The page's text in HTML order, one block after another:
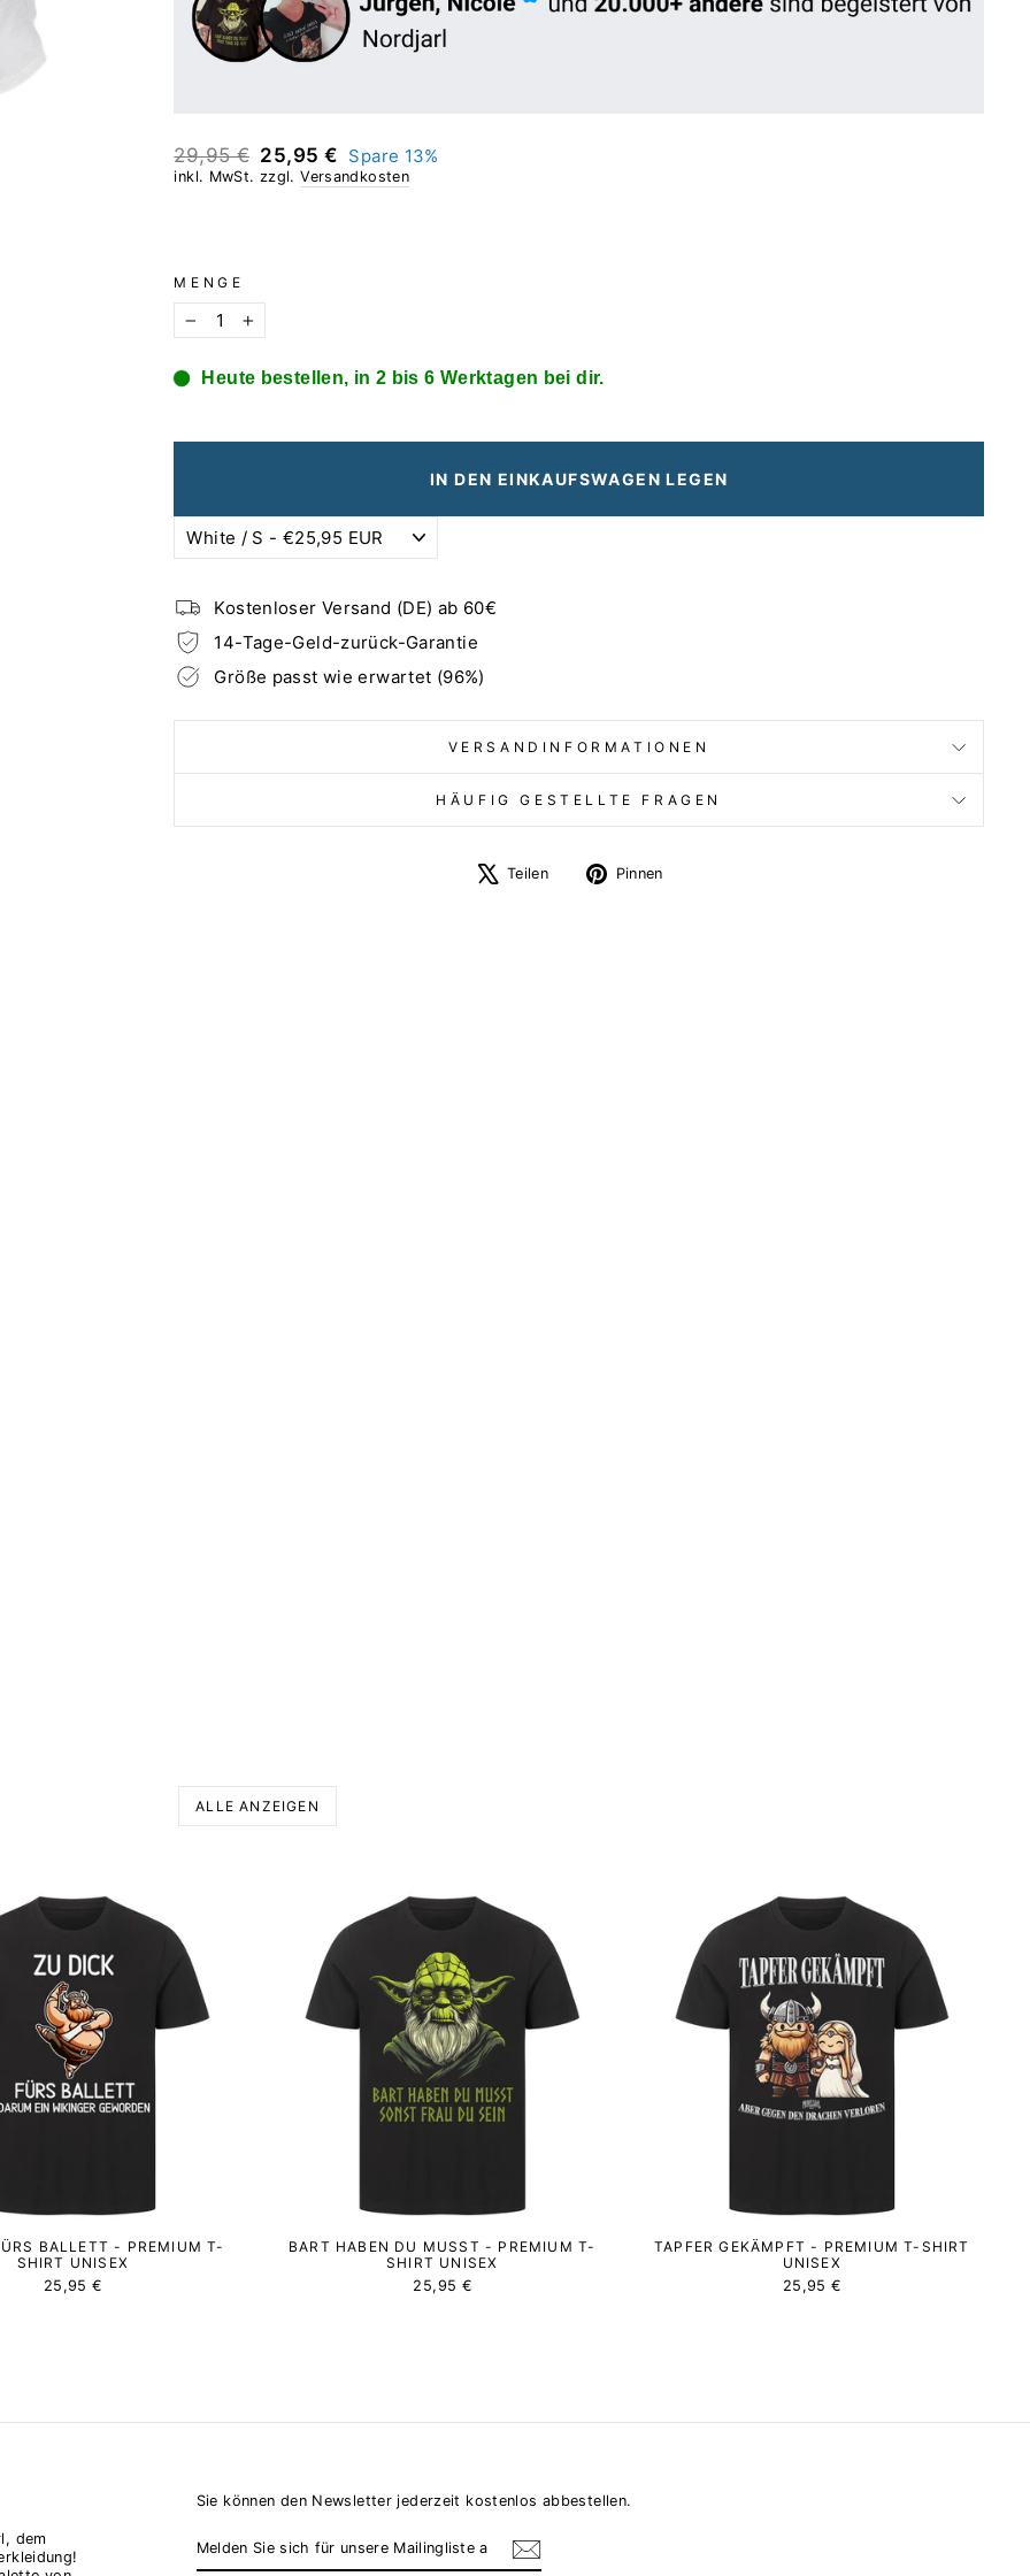
Normaler
Preis
29,95 € Sonderpreis
25,95 € Spare 13%
inkl. MwSt. zzgl.Versandkosten
MENGE
− +
Heute bestellen, in 2 bis 6 Werktagen bei dir.
IN DEN EINKAUFSWAGEN LEGEN
Kostenloser Versand (DE) ab 60€
14-Tage-Geld-zurück-Garantie
Größe passt wie erwartet (96%)
VERSANDINFORMATIONEN
HÄUFIG GESTELLTE FRAGEN
Teilen
Auf
Pinnen
ALLE ANZEIGEN
BALLETT - PREMIUM T-
SHIRT UNISEX
25,95 €
BART HABEN DU MUSST - PREMIUM T-
SHIRT UNISEX
25,95 €
TAPFER GEKÄMPFT - PREMIUM T-SHIRT
UNISEX
25,95 €
dem
Sie können den Newsletter jederzeit kostenlos abbestellen.
SIE